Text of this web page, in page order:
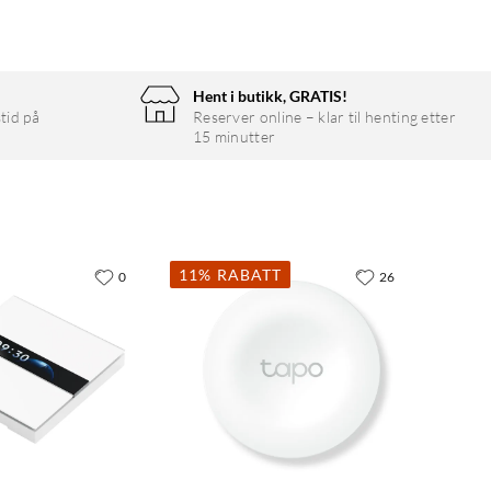
på
Hent i butikk, GRATIS!
Reserver online – klar til henting etter
15 minutter
0 11% RABATT 26